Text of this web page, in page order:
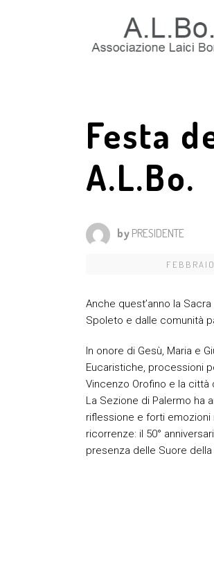
Festa
A.L.Bo.
by PRESIDENTE
Anche quest’anno la
Spoleto e dalle comunità
In onore di Gesù, Maria e
Eucaristiche, processioni
Vincenzo Orofino e la città
La Sezione di Palermo ha
riflessione e forti emozioni
ricorrenze: il 50°
presenza delle Suore